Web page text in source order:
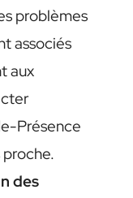
problèmes
associés
aux
Présence
proche.
des